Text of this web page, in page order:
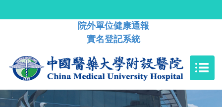
院外單位健康通報
實名登記系統